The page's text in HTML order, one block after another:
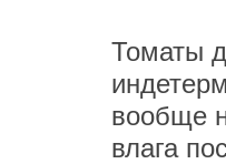
Томаты
вообще
влага